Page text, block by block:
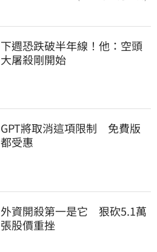
下週恐跌破半年線！他：空頭
大屠殺剛開始
GPT將取消這項限制　免費版
都受惠
外資開殺第一是它　狠砍5.1萬
張股價重挫